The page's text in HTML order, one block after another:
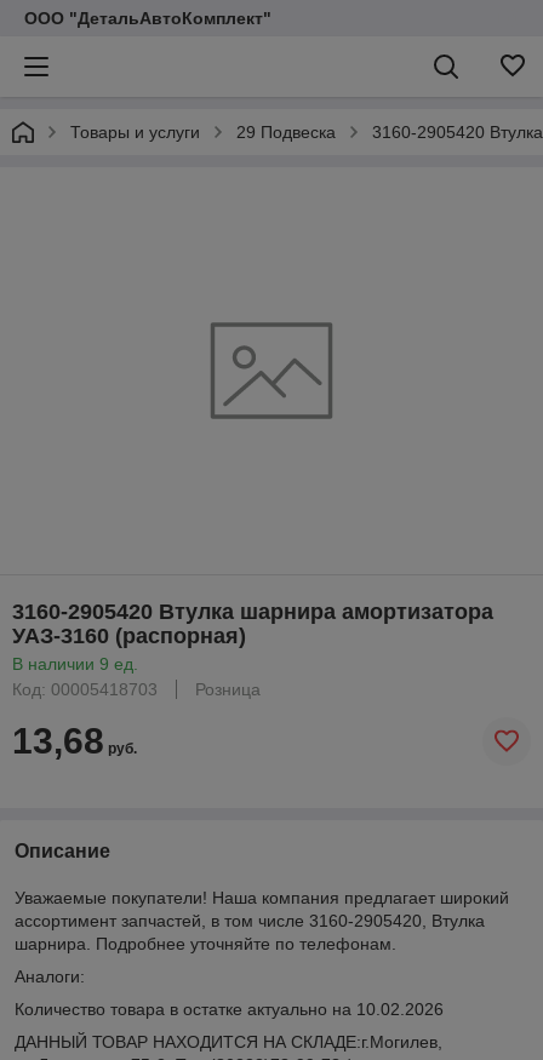
ООО "ДетальАвтоКомплект"
Товары и услуги 29 Подвеска 3160-2905420
3160-2905420 Втулка шарнира амортизатора
УАЗ-3160 (распорная)
В наличии 9 ед.
Код: 00005418703
Розница
13,68 руб.
Описание
Уважаемые покупатели! Наша компания предлагает широкий
ассортимент запчастей, в том числе 3160-2905420, Втулка
шарнира. Подробнее уточняйте по телефонам.
Аналоги:
Количество товара в остатке актуально на 10.02.2026
ДАННЫЙ ТОВАР НАХОДИТСЯ НА СКЛАДE:г.Могилев,